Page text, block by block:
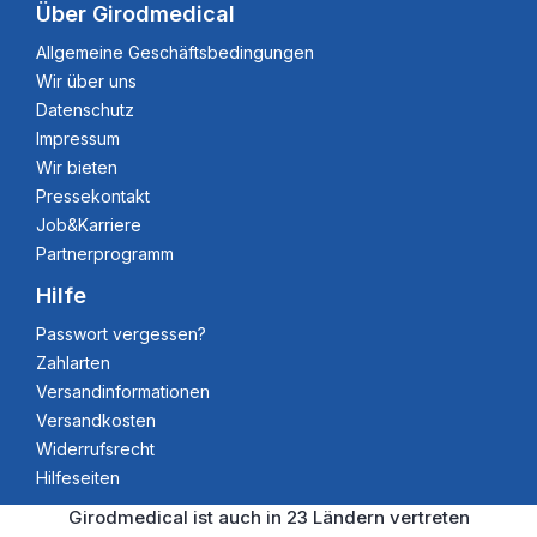
Über Girodmedical
Allgemeine Geschäftsbedingungen
Wir über uns
Datenschutz
Impressum
Wir bieten
Pressekontakt
Job&Karriere
Partnerprogramm
Hilfe
Passwort vergessen?
Zahlarten
Versandinformationen
Versandkosten
Widerrufsrecht
Hilfeseiten
Girodmedical ist auch in 23 Ländern vertreten